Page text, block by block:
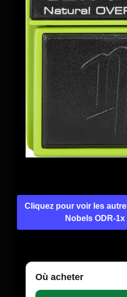
Cliquez pour voir les
Nobels ODR-
Où acheter